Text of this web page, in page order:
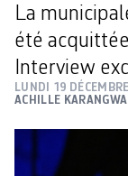
La
été
Interview
LUNDI 19
ACHILLE KARANGWA